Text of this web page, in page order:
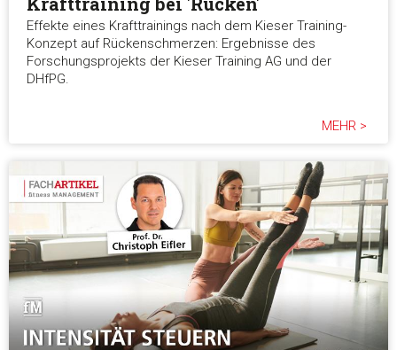
Effekte eines Krafttrainings nach dem Kieser Training-
Konzept auf Rückenschmerzen: Ergebnisse des
Forschungsprojekts der Kieser Training AG und der
DHfPG.
MEHR >